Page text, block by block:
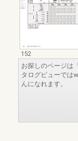
152
お探しのページは
タログビューでは
んになれます。